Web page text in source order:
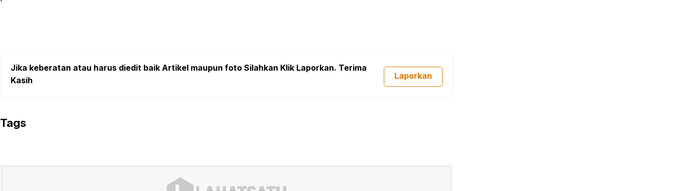
Jika keberatan atau harus diedit baik Artikel maupun foto Silahkan Klik Laporkan. Terima
Kasih
Laporkan
Tags